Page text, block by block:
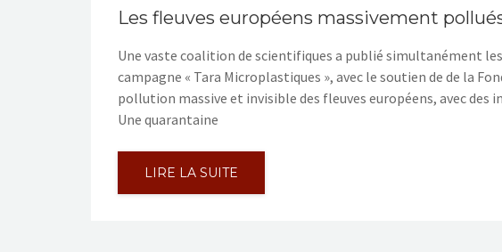
Les fleuves européens massivement
Une vaste coalition de scientifiques a publié simultanément
campagne « Tara Microplastiques », avec le soutien de de la
pollution massive et invisible des fleuves européens, avec des
Une quarantaine
LIRE LA SUITE